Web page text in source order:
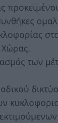
Χώρας.
των